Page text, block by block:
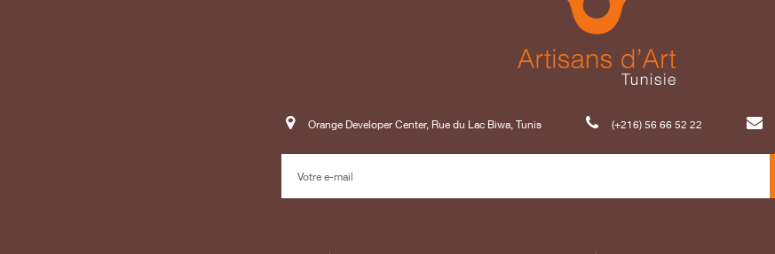
Orange Developer Center, Rue du Lac Biwa, Tunis (+216) 56 66 52 22